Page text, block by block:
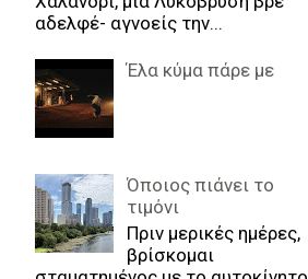
αδελφέ- αγνοείς την...
Έλα κύμα πάρε με
Όποιος πιάνει το
τιμόνι
Πριν μερικές ημέρες,
βρίσκομαι